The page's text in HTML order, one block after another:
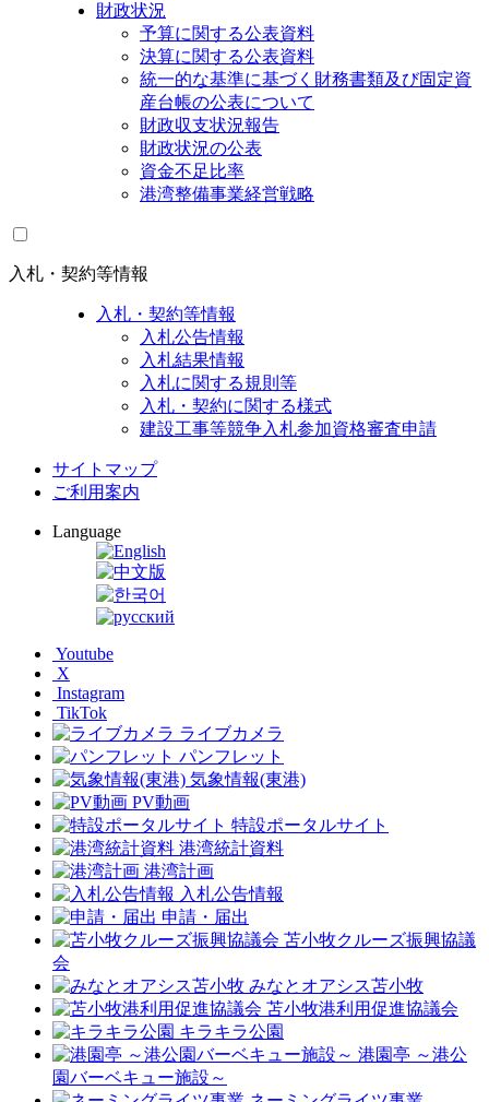
財政状況
予算に関する公表資料
決算に関する公表資料
統一的な基準に基づく財務書類及び固定資
産台帳の公表について
財政収支状況報告
財政状況の公表
資金不足比率
港湾整備事業経営戦略
入札・契約等情報
入札・契約等情報
入札公告情報
入札結果情報
入札に関する規則等
入札・契約に関する様式
建設工事等競争入札参加資格審査申請
サイトマップ
ご利用案内
Language
Youtube
X
Instagram
TikTok
ライブカメラ
パンフレット
気象情報(東港)
PV動画
特設ポータルサイト
港湾統計資料
港湾計画
入札公告情報
申請・届出
苫小牧クルーズ振興協議
会
みなとオアシス苫小牧
苫小牧港利用促進協議会
キラキラ公園
港園亭 ～港公
園バーベキュー施設～